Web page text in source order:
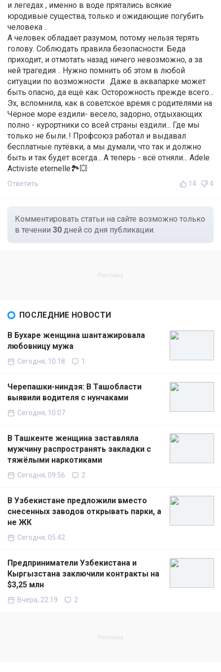
и легедах , именно в воде прятались всякие
юродивые существа, только и ожидающие погубить
человека ..
А человек обладает разумом, потому нельзя терять
голову. Соблюдать правила безопасности. Беда
приходит, и отмотать назад ничего невозможно, а за
ней трагедия .. Нужно помнить об этом в любой
ситуации по возможности . Даже в аквапарке может
быть опасно, да ещё как. Осторожность прежде всего...
Эх, вспомнила, как в советское время с родителями на
Чёрное море ездили- весело, задорно, отдыхающих
полно - курортники со всей страны ездили... Где мы
только не были..! Профсоюз работал и выдавал
бесплатные путёвки, а мы думали, что так и должно
быть и так будет всегда... А теперь - всё отняли... Adele
Activiste eternelle🏞️💥
Ответить 14 4
Комментировать статьи на сайте возможно только
в течении 30 дней со дня публикации.
ПОСЛЕДНИЕ НОВОСТИ
В Бухаре женщина шантажировала
любовницу мужа
Сегодня, 10:18 1
Черепашки-ниндзя: В Ташобласти
выявили водителя с нунчаками
Сегодня, 10:07
В Ташкенте женщина заставляла
мужчину распространять закладки с
тяжёлыми наркотиками
Сегодня, 09:56 2
В Узбекистане предложили вместо
снесенных заводов открывать парки, а
не ЖК
Сегодня, 05:42
Предприниматели Узбекистана и
Кыргызстана заключили контракты на
$3,25 млн
Вчера, 22:19 2